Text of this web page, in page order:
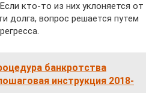
кто-то из них уклоняется от
долга, вопрос решается путем
банкротства
инструкция 2018-